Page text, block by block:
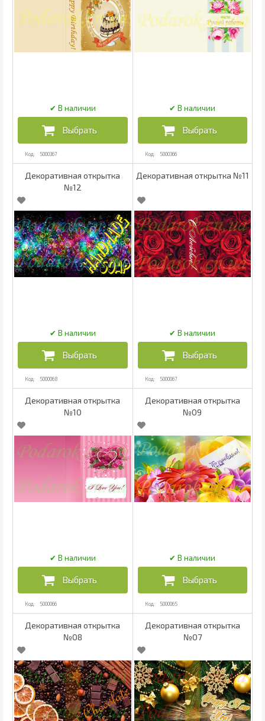
5000367 5000366
Декоративная открытка
№12
5000068
Декоративная открытка №11
5000067
Декоративная открытка
№10
5000066
Декоративная открытка
№09
5000065
Декоративная открытка
№08
Декоративная открытка
№07